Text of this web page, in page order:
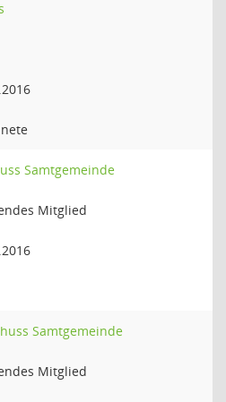
Samtgemeinde
Mitglied
Samtgemeinde
Mitglied